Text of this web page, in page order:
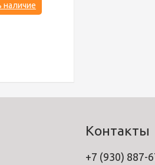
наличие
Контакты
+7 (930) 887-